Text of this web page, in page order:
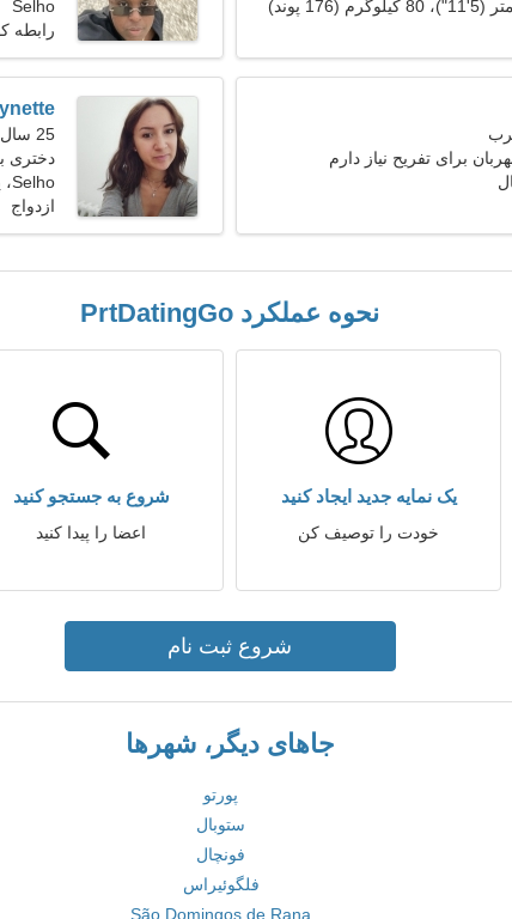
Selho
رابطه
برای تفریح نیاز دارم
25 سال, دلو
دختری
Selho، پرتغال
ازدواج
نحوه عملکرد PrtDatingGo
یک نمایه جدید ایجاد کنید
خودت را توصیف کن
شروع به جستجو کنید
اعضا را پیدا کنید
شروع ثبت نام
جاهای دیگر، شهرها
پورتو
ستوبال
فونچال
فلگوئیراس
São Domingos de Rana